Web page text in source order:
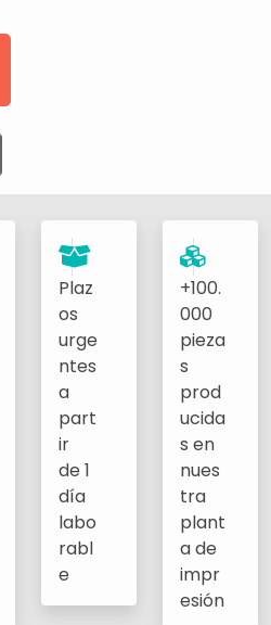
Plaz
os
urge
ntes
a
part
ir
de 1
día
labo
rabl
e
+100.
000
pieza
s
prod
ucida
s en
nues
tra
plant
a de
impr
esión